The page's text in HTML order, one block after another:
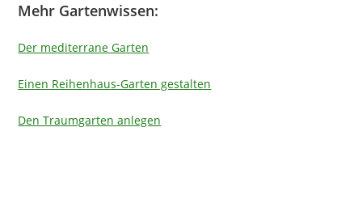
Mehr Gartenwissen:
Der mediterrane Garten
Einen Reihenhaus-Garten gestalten
Den Traumgarten anlegen